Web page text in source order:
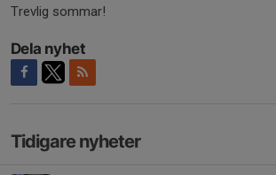
Trevlig sommar!
Dela nyhet
Tidigare nyheter